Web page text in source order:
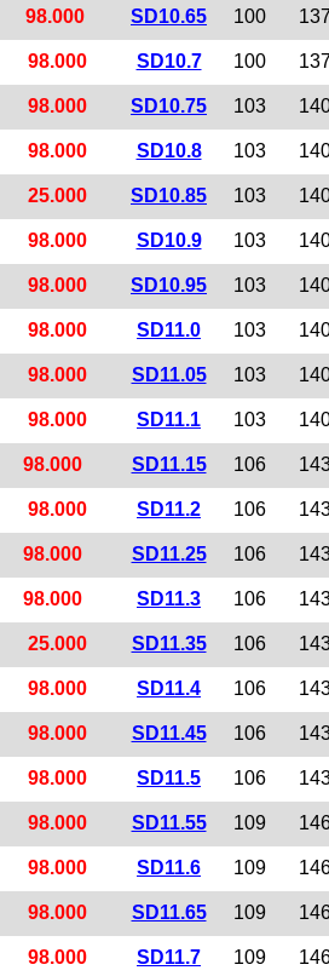
98.000 SD10.65 100
98.000 SD10.7 100
98.000 SD10.75 103
98.000 SD10.8 103
25.000 SD10.85 103
98.000 SD10.9 103
98.000 SD10.95 103
98.000 SD11.0 103
98.000 SD11.05 103
98.000 SD11.1 103
98.000 SD11.15 106
98.000 SD11.2 106
98.000 SD11.25 106
98.000 SD11.3 106
25.000 SD11.35 106
98.000 SD11.4 106
98.000 SD11.45 106
98.000 SD11.5 106
98.000 SD11.55 109
98.000 SD11.6 109
98.000 SD11.65 109
98.000 SD11.7 109